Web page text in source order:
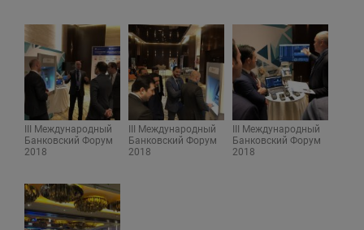
III Международный
Банковский Форум
2018
III Международный
Банковский Форум
2018
III Международный
Банковский Форум
2018